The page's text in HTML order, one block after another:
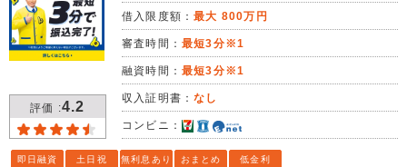
評価 :4.2
借入限度額：最大 800万円
審査時間： 最短3分※1
融資時間： 最短3分※1
収入証明書：なし
コンビニ：
即日融資 土日祝 無利息あり おまとめ 低金利